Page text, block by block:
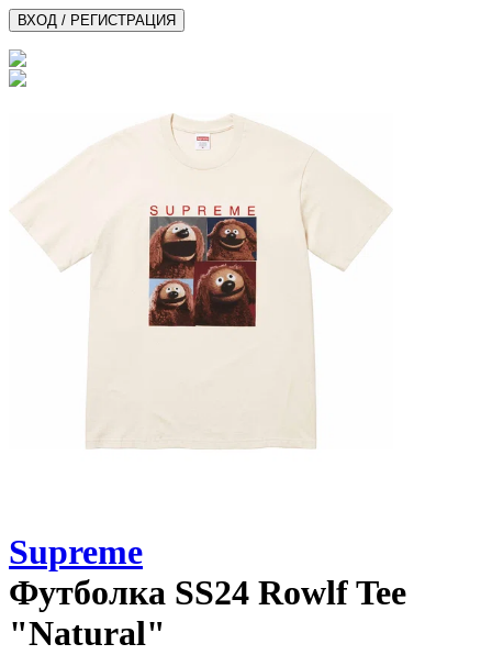
ВХОД / РЕГИСТРАЦИЯ
Supreme
Футболка SS24 Rowlf Tee
"Natural"